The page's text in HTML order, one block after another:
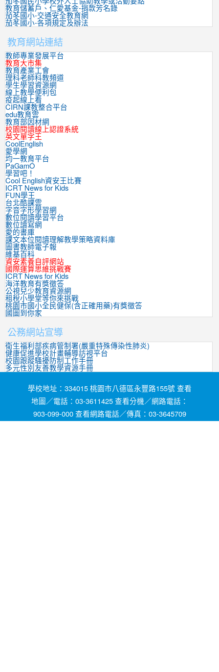
教育儲蓄戶、仁愛基金-捐款芳名錄
茄苳國小-交通安全教育網
茄苳國小-各項規定及辦法
教育網站連結
教師專業發展平台
教育大市集
教育產業工會
理科老師科教頻道
學生學習資源網
線上教學便利包
疫起線上看
CIRN課教整合平台
edu教育雲
教育部因材網
校園閱讀線上認證系統
英文單字王
CoolEnglish
愛學網
均一教育平台
PaGamO
學習吧！
Cool English資安王比賽
ICRT News for Kids
FUN學王
台北酷課雲
字音字形學習網
數位閱讀學習平台
數位讀寫網
愛的書庫
課文本位閱讀理解教學策略資料庫
圖書教師電子報
維基百科
資安素養自評網站
國際運算思維挑戰賽
ICRT News for Kids
海洋教育有獎徵答
公視兒少教育資源網
租稅小學堂等你來挑戰
桃園市國小全民健保(含正確用藥)有獎徵答
國圖到你家
公務網站宣導
衛生福利部疾病管制署(嚴重特殊傳染性肺炎)
健康促進學校計畫輔導訪視平台
校園跟蹤騷擾防制工作手冊
多元性別友善教學資源手冊
學校地址：334015 桃園市八德區永豐路155號 查看
地圖／電話：03-3611425 查看分機／網路電話：
903-099-000 查看網路電話／傳真：03-3645709